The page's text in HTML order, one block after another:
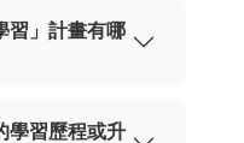
習」計畫有哪
學習歷程或升